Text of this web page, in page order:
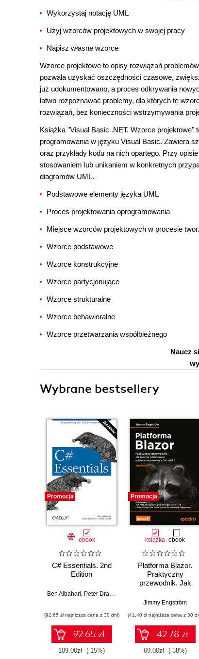
Wykorzystaj notację UML
Użyj wzorców projektowych w swojej pracy
Napisz własne wzorce
Wzorce projektowe to opisy rozwiązań
pozwala uzyskać oszczędności czasowe,
już udokumentowano, a proces odkrywania
łatwo rozpoznawać problemy, dla których te
rozwiązań, bez konieczności wstrzymywania
Książka "Visual Basic .NET. Wzorce
programowania w języku Visual Basic. Zawiera
oraz przykłady kodu na nich opartego. Przy
stosowaniem lub unikaniem w konkretnych
diagramów UML.
Podstawowe elementy języka UML
Proces projektowania oprogramowania
Miejsce wzorców projektowych w procesie
Wzorce podstawowe
Wzorce konstrukcyjne
Wzorce partycjonujące
Wzorce strukturalne
Wzorce behawioralne
Wzorce przetwarzania współbieżnego
Naucz
Wybrane bestsellery
Promocja
ebook
C# Essentials. 2nd
Edition
Ben Albahari, Peter Drayton
(92,65 zł najniższa cena z 30 dni)
92.65 zł
109.00zł (-15%)
Promocja
książka ebook
Platforma Blazor.
Praktyczny
przewodnik. Jak
aplikacje internetowe
Wydanie II
Jimmy Engström
(41,40 zł najniższa cena z 30
42.78 zł
69.00zł (-38%)